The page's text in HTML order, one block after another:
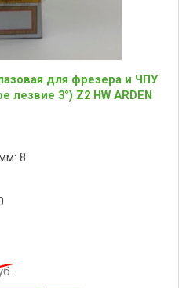
для фрезера и ЧПУ
лезвие 3°) Z2 HW ARDEN
8